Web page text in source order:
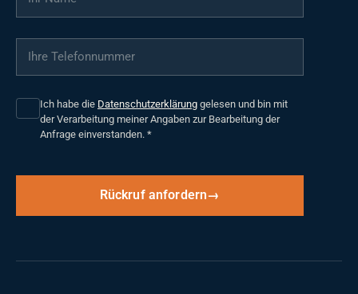
Ihre Telefonnummer
Ich habe die Datenschutzerklärung gelesen und bin mit
der Verarbeitung meiner Angaben zur Bearbeitung der
Anfrage einverstanden. *
Rückruf anfordern